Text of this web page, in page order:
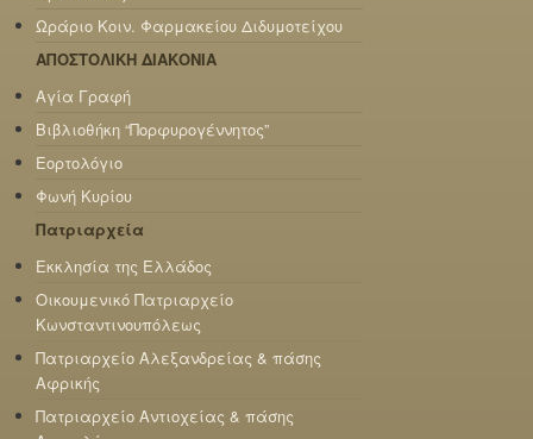
Ωράριο Κοιν. Φαρμακείου Διδυμοτείχου
ΑΠΟΣΤΟΛΙΚΗ ΔΙΑΚΟΝΙΑ
Αγία Γραφή
Βιβλιοθήκη “Πορφυρογέννητος”
Εορτολόγιο
Φωνή Κυρίου
Πατριαρχεία
Εκκλησία της Ελλάδος
Οικουμενικό Πατριαρχείο
Κωνσταντινουπόλεως
Πατριαρχείο Αλεξανδρείας & πάσης
Αφρικής
Πατριαρχείο Αντιοχείας & πάσης